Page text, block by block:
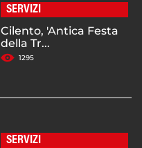
SERVIZI
Cilento, 'Antica Festa
della Tr...
1295
SERVIZI